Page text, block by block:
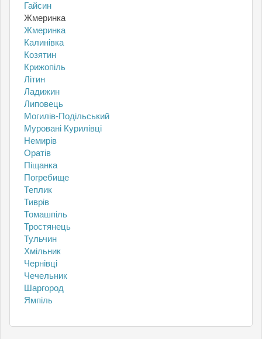
Гайсин
Жмеринка
Жмеринка
Калинівка
Козятин
Крижопіль
Літин
Ладижин
Липовець
Могилів-Подільський
Муровані Курилівці
Немирів
Оратів
Піщанка
Погребище
Теплик
Тиврів
Томашпіль
Тростянець
Тульчин
Хмільник
Чернівці
Чечельник
Шаргород
Ямпіль